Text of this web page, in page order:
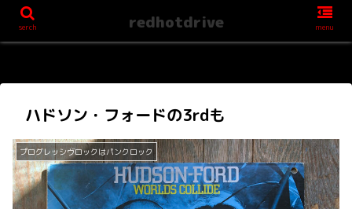
ハドソン・フォードの3rdも
プログレッシヴロックはパンクロック
serch redhotdrive menu